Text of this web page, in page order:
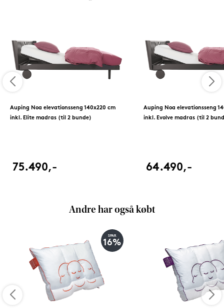
Auping Noa elevationsseng 140x220 cm
inkl. Elite madras (til 2 bunde)
75.490,-
Auping Noa elevationsseng
inkl. Evolve madras (til 2
64.490,-
Andre har også købt
SPAR
16%